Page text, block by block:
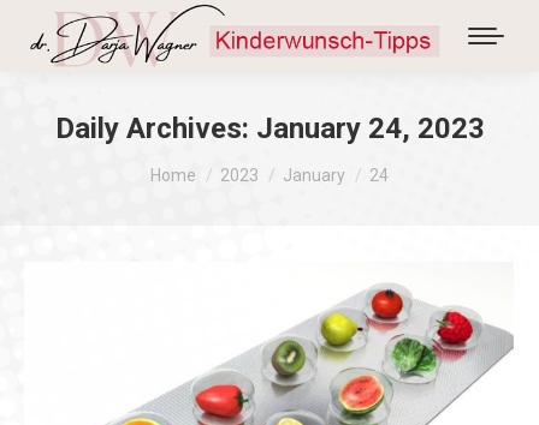
Daily Archives: January 24, 2023
You are here:
Home 2023 January 24